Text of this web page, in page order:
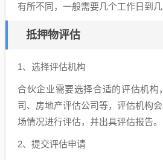
有所不同，一般需要几个工作日到几
抵押物评估
1、选择评估机构
合伙企业需要选择合适的评估机构
司、房地产评估公司等，评估机构
场情况进行评估，并出具评估报告。
2、提交评估申请